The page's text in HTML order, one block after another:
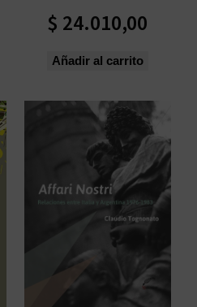
$ 24.010,00
Añadir al carrito